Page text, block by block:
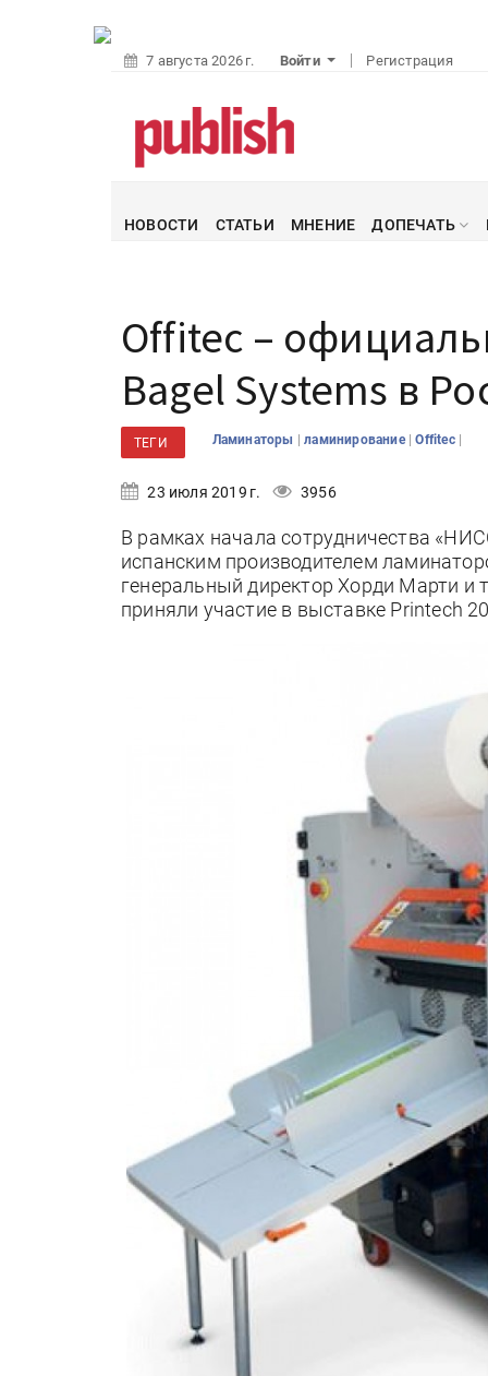
7 августа 2026 г. Войти Регистрация
НОВОСТИ СТАТЬИ МНЕНИЕ ДОПЕЧАТЬ
Offitec –
Bagel Systems в
ТЕГИ Ламинаторы |ламинирование |Offitec |
23 июля 2019 г. 3956
В рамках начала сотрудничества
испанским производителем
генеральный директор Хорди Марти и
приняли участие в выставке Printech